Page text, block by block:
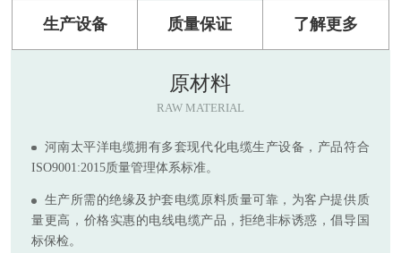
生产设备 质量保证 了解更多
原材料
RAW MATERIAL
河南太平洋电缆拥有多套现代化电缆生产设备，产品符合
ISO9001:2015质量管理体系标准。
生产所需的绝缘及护套电缆原料质量可靠，为客户提供质
量更高，价格实惠的电线电缆产品，拒绝非标诱惑，倡导国
标保检。